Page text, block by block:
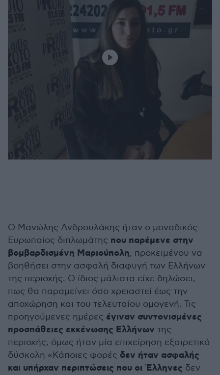
Ο Μανώλης Ανδρουλάκης ήταν ο μοναδικός
Ευρωπαίος διπλωμάτης που παρέμενε στην
βομβαρδισμένη Μαριούπολη, προκειμένου να
βοηθήσει στην ασφαλή διαφυγή των Ελλήνων
της περιοχής. Ο ίδιος μάλιστα είχε δηλώσει,
πως θα παραμείνει όσο χρειαστεί έως την
αποχώρηση και του τελευταίου ομογενή. Τις
προηγούμενες ημέρες έγιναν συντονισμένες
προσπάθειες εκκένωσης Ελλήνων της
περιοχής, όμως ήταν μία επιχείρηση εξαιρετικά
δύσκολη «Κάποιες φορές δεν ήταν ασφαλής
και υπήρχαν περιπτώσεις που οι Έλληνες δεν